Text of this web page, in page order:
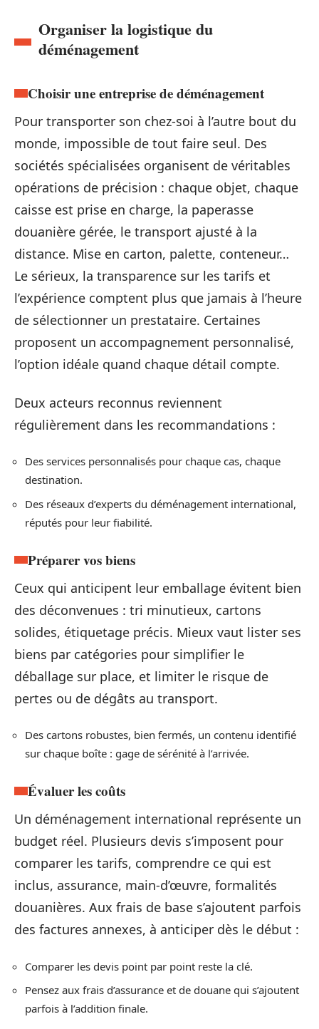
Organiser la logistique du
déménagement
Choisir une entreprise de déménagement
Pour transporter son chez-soi à l’autre bout du
monde, impossible de tout faire seul. Des
sociétés spécialisées organisent de véritables
opérations de précision : chaque objet, chaque
caisse est prise en charge, la paperasse
douanière gérée, le transport ajusté à la
distance. Mise en carton, palette, conteneur…
Le sérieux, la transparence sur les tarifs et
l’expérience comptent plus que jamais à l’heure
de sélectionner un prestataire. Certaines
proposent un accompagnement personnalisé,
l’option idéale quand chaque détail compte.
Deux acteurs reconnus reviennent
régulièrement dans les recommandations :
Des services personnalisés pour chaque cas, chaque
destination.
Des réseaux d’experts du déménagement international,
réputés pour leur fiabilité.
Préparer vos biens
Ceux qui anticipent leur emballage évitent bien
des déconvenues : tri minutieux, cartons
solides, étiquetage précis. Mieux vaut lister ses
biens par catégories pour simplifier le
déballage sur place, et limiter le risque de
pertes ou de dégâts au transport.
Des cartons robustes, bien fermés, un contenu identifié
sur chaque boîte : gage de sérénité à l’arrivée.
Évaluer les coûts
Un déménagement international représente un
budget réel. Plusieurs devis s’imposent pour
comparer les tarifs, comprendre ce qui est
inclus, assurance, main-d’œuvre, formalités
douanières. Aux frais de base s’ajoutent parfois
des factures annexes, à anticiper dès le début :
Comparer les devis point par point reste la clé.
Pensez aux frais d’assurance et de douane qui s’ajoutent
parfois à l’addition finale.